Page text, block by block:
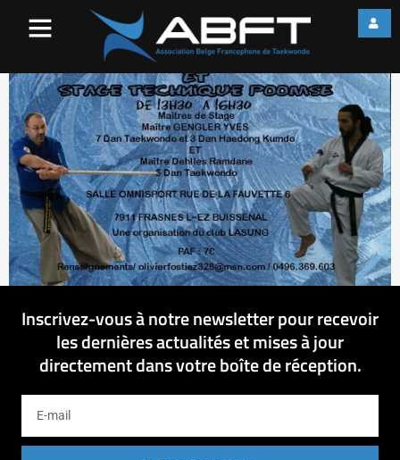
Inscrivez-vous à notre newsletter pour recevoir
les dernières actualités et mises à jour
directement dans votre boîte de réception.